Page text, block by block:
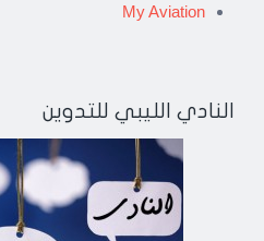
My Aviation
النادي الليبي للتدوين